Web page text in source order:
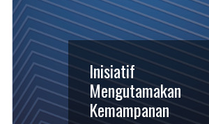
Inisiatif
Mengutamakan
Kemampanan